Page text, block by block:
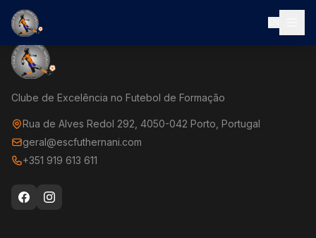
Clube de Excelência no Futebol de Formação
Rua de Alves Redol 292, 4050-042 Porto, Portugal
geral@escfuthernani.com
+351 919 613 611